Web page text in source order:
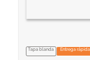
VER INFORMACION
Tapa blanda Entrega rápida